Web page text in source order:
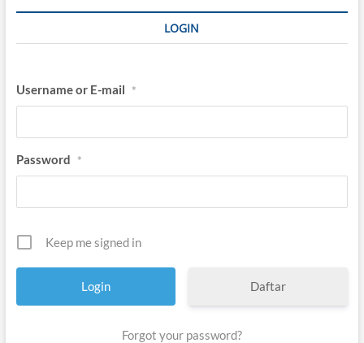
LOGIN
Username or E-mail *
Password *
Keep me signed in
Daftar
Forgot your password?